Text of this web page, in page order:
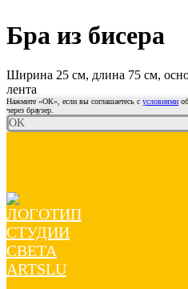
Бра из бисера
Ширина 25 см, длина 75 см,
лента
Нажмите «ОК», если вы соглашаетесь с условиями
через браузер.
OK